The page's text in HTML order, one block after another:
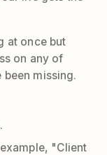
at once but
on any of
been missing.
"Client